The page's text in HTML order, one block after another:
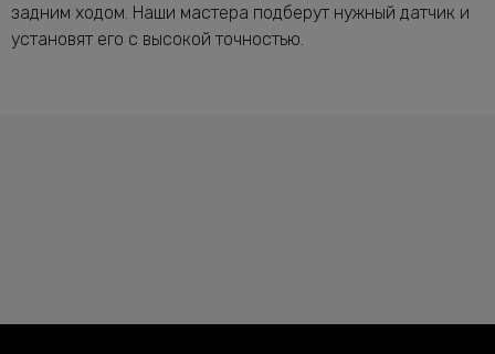
задним ходом. Наши мастера подберут нужный датчик и
установят его с высокой точностью.